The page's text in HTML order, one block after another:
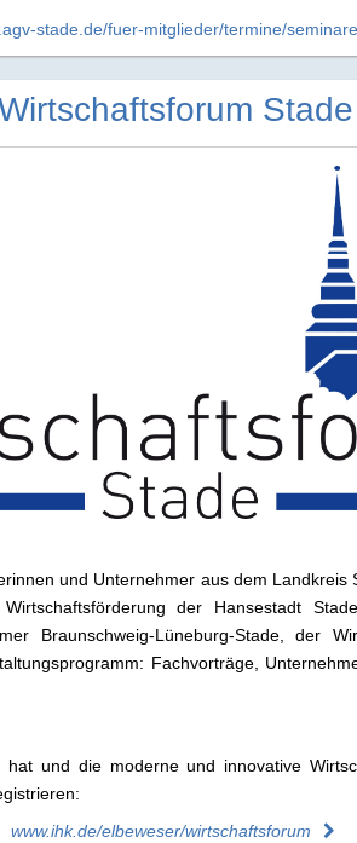
stade.de/fuer-mitglieder/termine/seminare
Stade
und Unternehmer aus dem
der Hansestadt
Braunschweig-Lüneburg-Stade, der
Fachvorträge,
und die moderne und innovative
www.ihk.de/elbeweser/wirtschaftsforum